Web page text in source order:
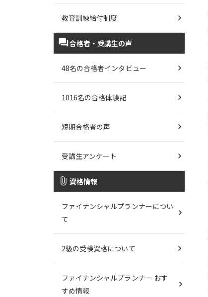
教育訓練給付制度
合格者・受講生の声
48名の合格者インタビュー
1016名の合格体験記
短期合格者の声
受講生アンケート
資格情報
ファイナンシャルプランナーについ
て
2級の受検資格について
ファイナンシャルプランナー おす
すめ情報